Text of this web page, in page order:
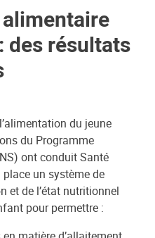
des résultats
du jeune
du Programme
ont conduit Santé
un système de
et de l’état nutritionnel
pour permettre :